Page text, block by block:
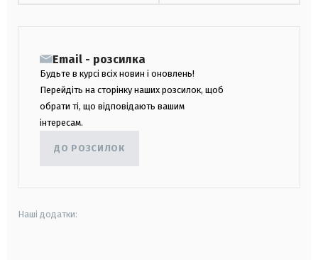
Email - розсилка
Будьте в курсі всіх новин і оновлень!
Перейдіть на сторінку наших розсилок, щоб
обрати ті, що відповідають вашим
інтересам.
ДО РОЗСИЛОК
Наші додатки: